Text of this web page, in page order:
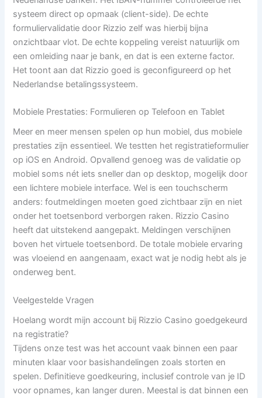
systeem direct op opmaak (client-side). De echte
formuliervalidatie door Rizzio zelf was hierbij bijna
onzichtbaar vlot. De echte koppeling vereist natuurlijk om
een omleiding naar je bank, en dat is een externe factor.
Het toont aan dat Rizzio goed is geconfigureerd op het
Nederlandse betalingssysteem.
Mobiele Prestaties: Formulieren op Telefoon en Tablet
Meer en meer mensen spelen op hun mobiel, dus mobiele
prestaties zijn essentieel. We testten het registratieformulier
op iOS en Android. Opvallend genoeg was de validatie op
mobiel soms nét iets sneller dan op desktop, mogelijk door
een lichtere mobiele interface. Wel is een touchscherm
anders: foutmeldingen moeten goed zichtbaar zijn en niet
onder het toetsenbord verborgen raken. Rizzio Casino
heeft dat uitstekend aangepakt. Meldingen verschijnen
boven het virtuele toetsenbord. De totale mobiele ervaring
was vloeiend en aangenaam, exact wat je nodig hebt als je
onderweg bent.
Veelgestelde Vragen
Hoelang wordt mijn account bij Rizzio Casino goedgekeurd
na registratie?
Tijdens onze test was het account vaak binnen een paar
minuten klaar voor basishandelingen zoals storten en
spelen. Definitieve goedkeuring, inclusief controle van je ID
voor opnames, kan langer duren. Meestal is dat binnen een